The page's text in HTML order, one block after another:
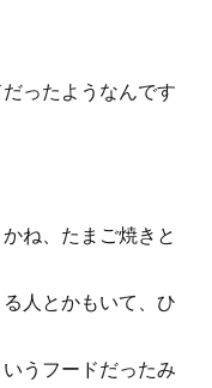
ったようなんです
ね、たまご焼きと
人とかもいて、ひ
うフードだったみ